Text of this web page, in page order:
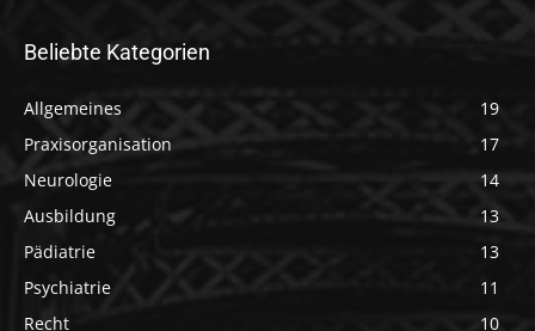
Beliebte Kategorien
Allgemeines
19
Praxisorganisation
17
Neurologie
14
Ausbildung
13
Pädiatrie
13
Psychiatrie
11
Recht
10